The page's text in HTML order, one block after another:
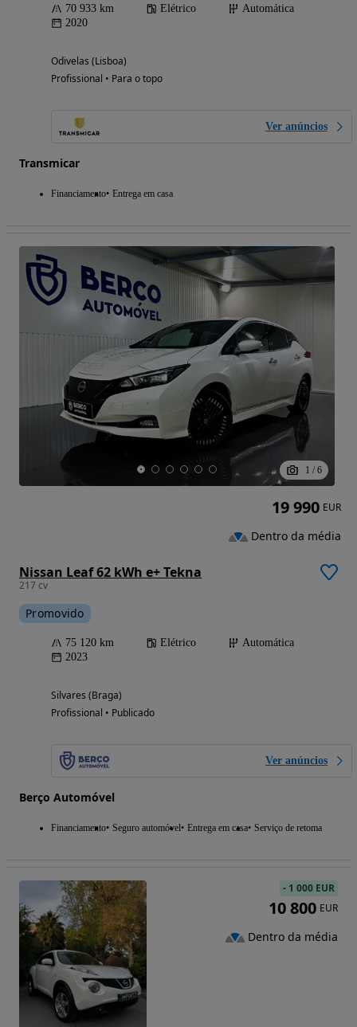
70 933 km Elétrico
Automática
2020
Odivelas (Lisboa)
Profissional • Para o topo
Ver anúncios
Transmicar
Financiamento Entrega em casa
1 / 6
Nissan Leaf 62 kWh e+ Tekna
217 cv
Promovido
75 120 km Elétrico
Automática
2023
Silvares (Braga)
Profissional • Publicado
Ver anúncios
Berço Automóvel
Financiamento Seguro automóvel Entrega em casa Serviço de retoma
19 990 EUR
Dentro da média
- 1 000 EUR
10 800 EUR
Dentro da média